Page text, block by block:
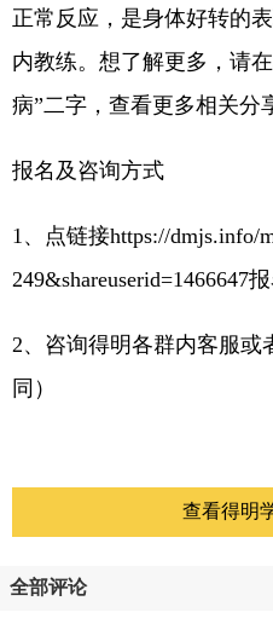
正常反应，是身体好转的
内教练。想了解更多，请
病”二字，查看更多相关分
报名及咨询方式
1、点链接https://dmjs.info/
249&shareuserid=1466647
2、咨询得明各群内客服或
同）
查看得明
全部评论